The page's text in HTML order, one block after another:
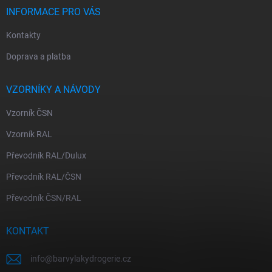
INFORMACE PRO VÁS
Kontakty
Doprava a platba
VZORNÍKY A NÁVODY
Vzorník ČSN
Vzorník RAL
Převodník RAL/Dulux
Převodník RAL/ČSN
Převodník ČSN/RAL
KONTAKT
info@barvylakydrogerie.cz